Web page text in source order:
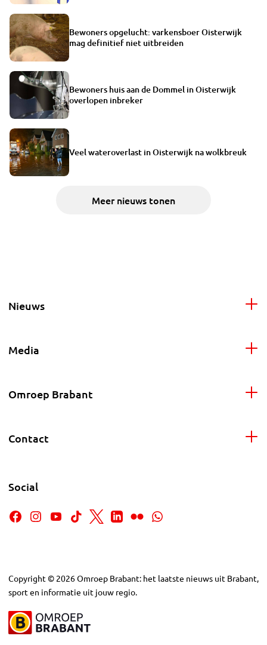
Bewoners opgelucht: varkensboer Oisterwijk
mag definitief niet uitbreiden
Bewoners huis aan de Dommel in Oisterwijk
overlopen inbreker
Veel wateroverlast in Oisterwijk na wolkbreuk
Meer nieuws tonen
Nieuws
Media
Omroep Brabant
Contact
Social
Copyright © 2026Omroep Brabant: het laatste nieuws uit Brabant,
sport en informatie uit jouw regio.